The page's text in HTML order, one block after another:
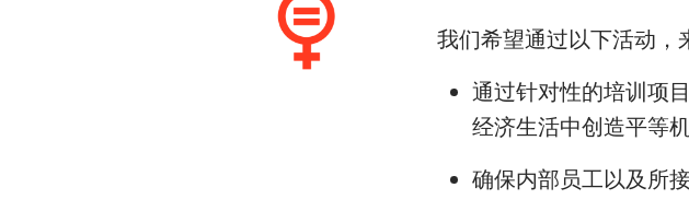
我们希望通过以下活动，
通过针对性的培训项
经济生活中创造平等机
确保内部员工以及所